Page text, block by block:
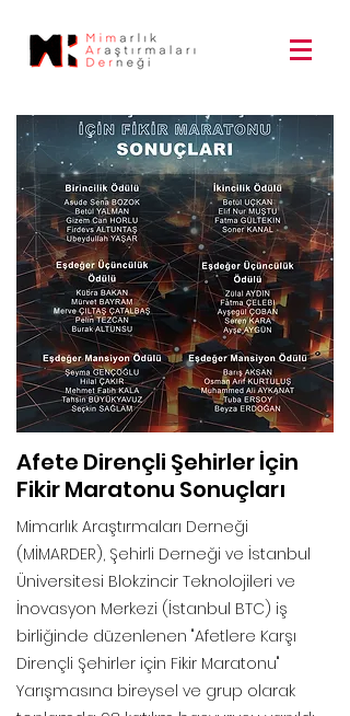
Afete Dirençli Şehirler İçin
Fikir Maratonu Sonuçları
Mimarlık Araştırmaları Derneği
(MİMARDER), Şehirli Derneği ve İstanbul
Üniversitesi Blokzincir Teknolojileri ve
İnovasyon Merkezi (İstanbul BTC) iş
birliğinde düzenlenen "Afetlere Karşı
Dirençli Şehirler için Fikir Maratonu"
Yarışmasına bireysel ve grup olarak